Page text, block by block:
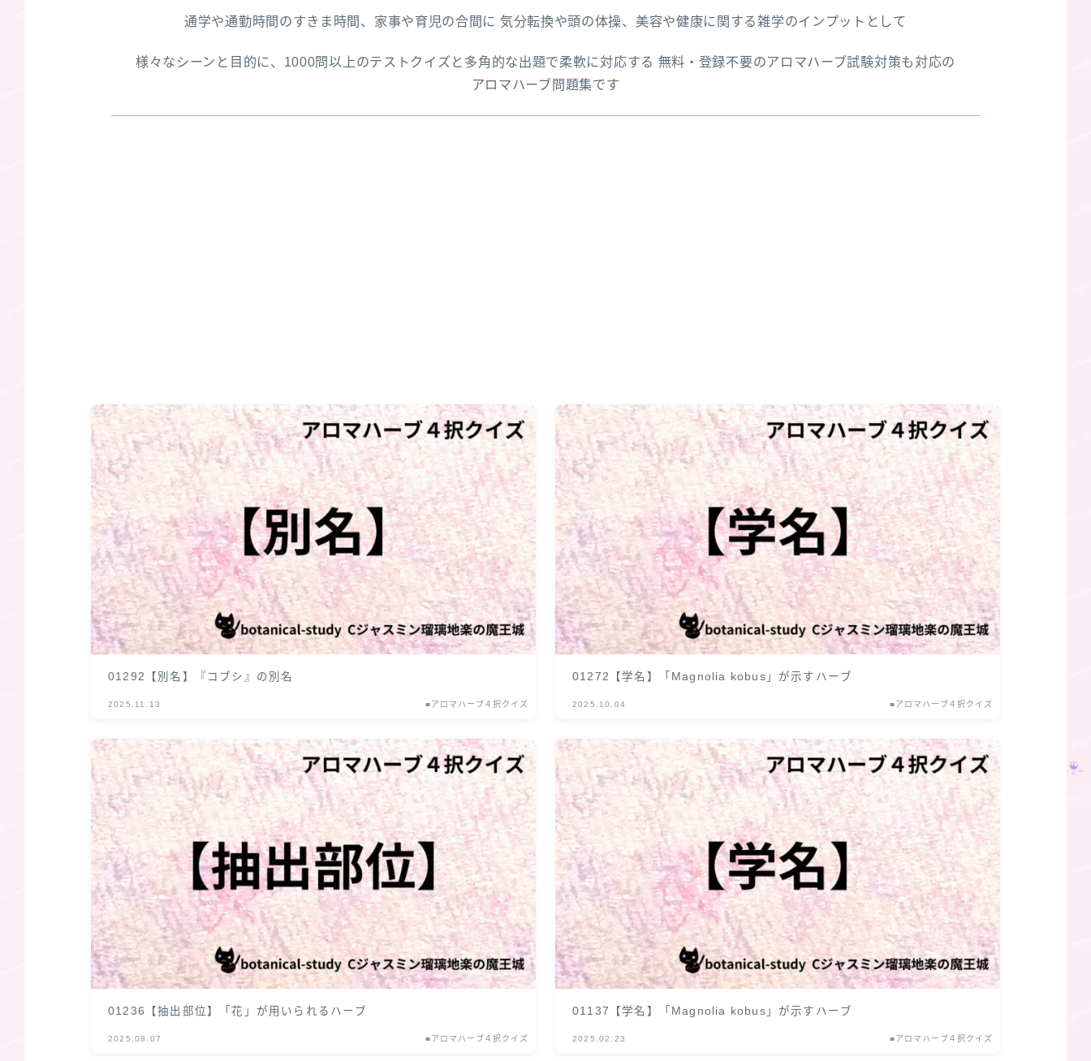
通学や通勤時間のすきま時間、家事や育児の合間に 気分転換や頭の体操、美容や健康に関する雑学のインプットとして
様々なシーンと目的に、1000問以上のテストクイズと多角的な出題で柔軟に対応する 無料・登録不要のアロマハーブ試験対策も対応の
アロマハーブ問題集です
01292【別名】『コブシ』の別名
2025.11.13 ■アロマハーブ４択クイズ
01272【学名】「Magnolia kobus」が示すハーブ
2025.10.04 ■アロマハーブ４択クイズ
01236【抽出部位】「花」が用いられるハーブ
2025.08.07 ■アロマハーブ４択クイズ
01137【学名】「Magnolia kobus」が示すハーブ
2025.02.23 ■アロマハーブ４択クイズ